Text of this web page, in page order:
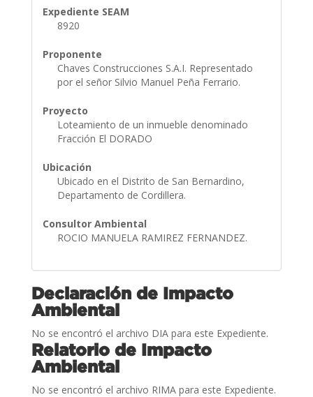
Expediente SEAM
8920
Proponente
Chaves Construcciones S.A.I. Representado
por el señor Silvio Manuel Peña Ferrario.
Proyecto
Loteamiento de un inmueble denominado
Fracción El DORADO
Ubicación
Ubicado en el Distrito de San Bernardino,
Departamento de Cordillera.
Consultor Ambiental
ROCIO MANUELA RAMIREZ FERNANDEZ.
Declaración de Impacto
Ambiental
No se encontró el archivo DIA para este Expediente.
Relatorio de Impacto
Ambiental
No se encontró el archivo RIMA para este Expediente.